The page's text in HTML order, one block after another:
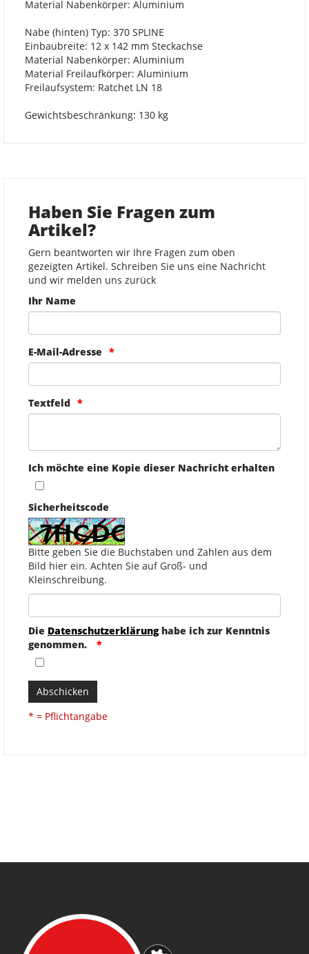
Material Nabenkörper: Aluminium
Nabe (hinten) Typ: 370 SPLINE
Einbaubreite: 12 x 142 mm Steckachse
Material Nabenkörper: Aluminium
Material Freilaufkörper: Aluminium
Freilaufsystem: Ratchet LN 18
Gewichtsbeschränkung: 130 kg
Haben Sie Fragen zum
Artikel?
Gern beantworten wir Ihre Fragen zum oben
gezeigten Artikel. Schreiben Sie uns eine Nachricht
und wir melden uns zurück
Ihr Name
E-Mail-Adresse
Textfeld
Ich möchte eine Kopie dieser Nachricht erhalten
Sicherheitscode
Bitte geben Sie die Buchstaben und Zahlen aus dem
Bild hier ein. Achten Sie auf Groß- und
Kleinschreibung.
Die Datenschutzerklärunghabe ich zur Kenntnis
genommen.
Abschicken
* = Pflichtangabe